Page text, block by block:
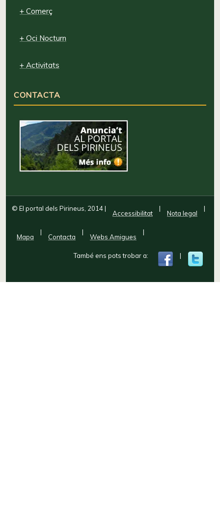
+ Comerç
+ Oci Nocturn
+ Activitats
CONTACTA
© El portal dels Pirineus, 2014|
Accessibilitat
|
Nota legal
|
Mapa
|
Contacta
|
Webs Amigues
|
També ens pots trobar a: |